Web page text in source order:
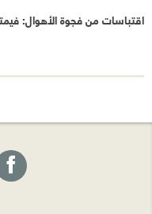
اقتباسات من فجوة الأهوال: